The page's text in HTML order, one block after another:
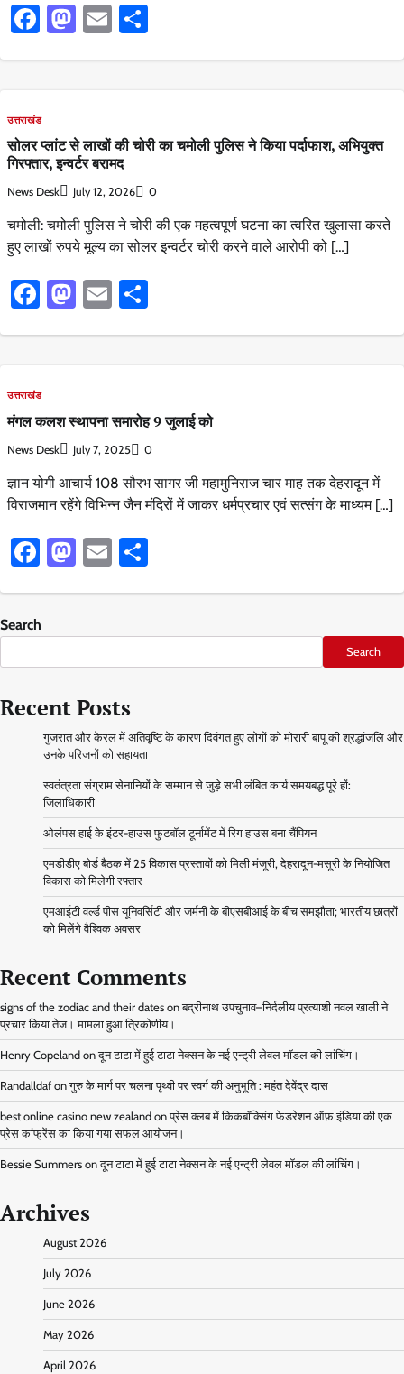
Facebook
Mastodon
Email
उत्तराखंड
सोलर प्लांट से लाखों की चोरी का चमोली पुलिस ने किया पर्दाफाश, अभियुक्त
गिरफ्तार, इन्वर्टर बरामद
News Desk July 12, 2026 0
चमोली: चमोली पुलिस ने चोरी की एक महत्वपूर्ण घटना का त्वरित खुलासा करते
हुए लाखों रुपये मूल्य का सोलर इन्वर्टर चोरी करने वाले आरोपी को […]
Facebook
Mastodon
Email
उत्तराखंड
मंगल कलश स्थापना समारोह 9 जुलाई को
News Desk July 7, 2025 0
ज्ञान योगी आचार्य 108 सौरभ सागर जी महामुनिराज चार माह तक देहरादून में
विराजमान रहेंगे विभिन्न जैन मंदिरों में जाकर धर्मप्रचार एवं सत्संग के माध्यम […]
Facebook
Mastodon
Email
Search
Search
Recent Posts
गुजरात और केरल में अतिवृष्टि के कारण दिवंगत हुए लोगों को मोरारी बापू की श्रद्धांजलि और
उनके परिजनों को सहायता
स्वतंत्रता संग्राम सेनानियों के सम्मान से जुड़े सभी लंबित कार्य समयबद्ध पूरे हों:
जिलाधिकारी
ओलंपस हाई के इंटर-हाउस फुटबॉल टूर्नामेंट में रिग हाउस बना चैंपियन
एमडीडीए बोर्ड बैठक में 25 विकास प्रस्तावों को मिली मंजूरी, देहरादून-मसूरी के नियोजित
विकास को मिलेगी रफ्तार
एमआईटी वर्ल्ड पीस यूनिवर्सिटी और जर्मनी के बीएसबीआई के बीच समझौता; भारतीय छात्रों
को मिलेंगे वैश्विक अवसर
Recent Comments
signs of the zodiac and their dates onबद्रीनाथ उपचुनाव–निर्दलीय प्रत्याशी नवल खाली ने
प्रचार किया तेज। मामला हुआ त्रिकोणीय।
Henry Copeland onदून टाटा में हुई टाटा नेक्सन के नई एन्ट्री लेवल मॉडल की लांचिंग।
Randalldaf onगुरु के मार्ग पर चलना पृथ्वी पर स्वर्ग की अनुभूति : महंत देवेंद्र दास
best online casino new zealand onप्रेस क्लब में किकबॉक्सिंग फेडरेशन ऑफ़ इंडिया की एक
प्रेस कांफ्रेंस का किया गया सफल आयोजन।
Bessie Summers onदून टाटा में हुई टाटा नेक्सन के नई एन्ट्री लेवल मॉडल की लांचिंग।
Archives
August 2026
July 2026
June 2026
May 2026
April 2026